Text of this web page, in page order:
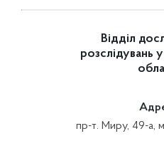
Відділ
розслідувань у
пр-т. Миру, 49-а,